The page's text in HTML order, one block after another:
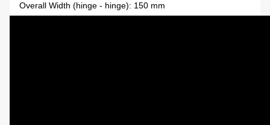
Overall Width (hinge - hinge): 150 mm